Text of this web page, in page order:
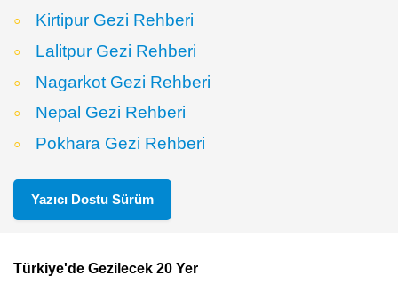
Kirtipur Gezi Rehberi
Lalitpur Gezi Rehberi
Nagarkot Gezi Rehberi
Nepal Gezi Rehberi
Pokhara Gezi Rehberi
Yazıcı Dostu Sürüm
Footer
Türkiye'de Gezilecek 20 Yer